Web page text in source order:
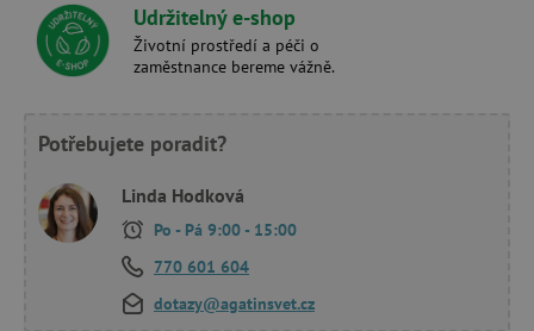
Udržitelný e-shop
Životní prostředí a péči o
zaměstnance bereme vážně.
Potřebujete poradit?
Linda Hodková
Po - Pá 9:00 - 15:00
770 601 604
dotazy@agatinsvet.cz